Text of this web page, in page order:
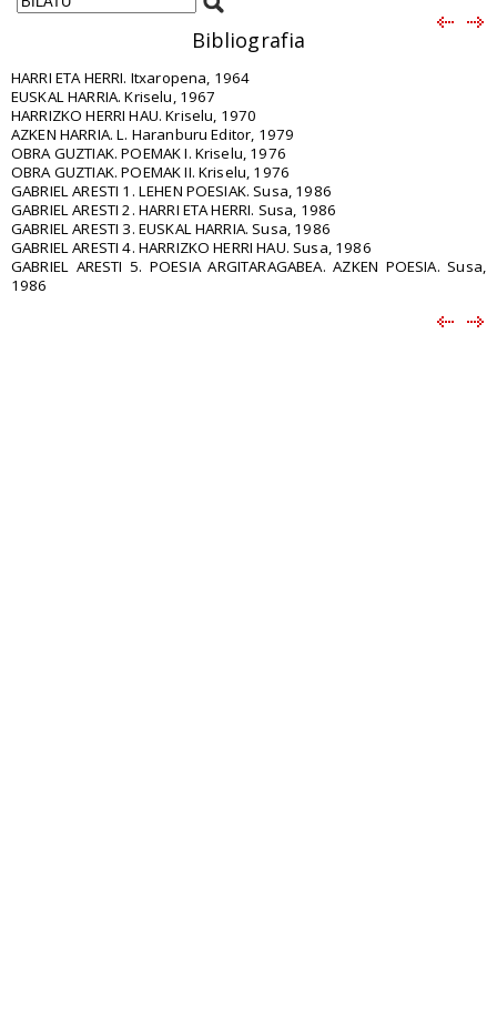
Bibliografia
HARRI ETA HERRI. Itxaropena, 1964
EUSKAL HARRIA. Kriselu, 1967
HARRIZKO HERRI HAU. Kriselu, 1970
AZKEN HARRIA. L. Haranburu Editor, 1979
OBRA GUZTIAK. POEMAK I. Kriselu, 1976
OBRA GUZTIAK. POEMAK II. Kriselu, 1976
GABRIEL ARESTI 1. LEHEN POESIAK. Susa, 1986
GABRIEL ARESTI 2. HARRI ETA HERRI. Susa, 1986
GABRIEL ARESTI 3. EUSKAL HARRIA. Susa, 1986
GABRIEL ARESTI 4. HARRIZKO HERRI HAU. Susa, 1986
GABRIEL ARESTI 5. POESIA ARGITARAGABEA. AZKEN POESIA. Susa,
1986